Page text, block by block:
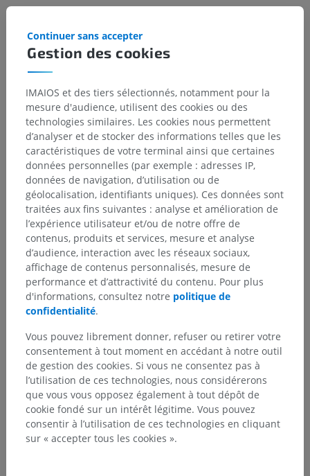
Références
Snell, R.S. (2010). ‘Chapter 4: The Spinal Cord and the Ascending and
Al-Chalabi. M., Reddy, V. and Alsalman, I. Neuroanatomy, Posterior
Column (Dorsal Column). 2021 Jul 31. In: StatPearls [Internet].
Island (FL): StatPearls Publishing; 2022 Jan–. PMID: 29939665.
https://pubmed.ncbi.nlm.nih.gov/29939665/
Galerie
Hiérarchie anatomique
Anatomie humaine 2
Gestion des cookies
Continuer sans accepter
IMAIOS et des tiers sélectionnés, notamment pour la
mesure d'audience, utilisent des cookies ou des
technologies similaires. Les cookies nous permettent
d’analyser et de stocker des informations telles que les
caractéristiques de votre terminal ainsi que certaines
données personnelles (par exemple : adresses IP,
données de navigation, d’utilisation ou de
géolocalisation, identifiants uniques). Ces données sont
traitées aux fins suivantes : analyse et amélioration de
l’expérience utilisateur et/ou de notre offre de
contenus, produits et services, mesure et analyse
d’audience, interaction avec les réseaux sociaux,
affichage de contenus personnalisés, mesure de
performance et d’attractivité du contenu. Pour plus
d'informations, consultez notre politique de
confidentialité.
Vous pouvez librement donner, refuser ou retirer votre
consentement à tout moment en accédant à notre outil
de gestion des cookies. Si vous ne consentez pas à
l’utilisation de ces technologies, nous considérerons
que vous vous opposez également à tout dépôt de
cookie fondé sur un intérêt légitime. Vous pouvez
consentir à l’utilisation de ces technologies en cliquant
sur « accepter tous les cookies ».